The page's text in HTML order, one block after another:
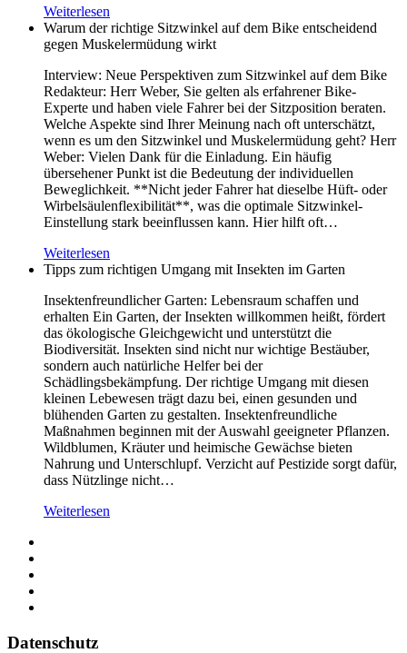
Weiterlesen
Warum der richtige Sitzwinkel auf dem Bike entscheidend
gegen Muskelermüdung wirkt
Interview: Neue Perspektiven zum Sitzwinkel auf dem Bike
Redakteur: Herr Weber, Sie gelten als erfahrener Bike-
Experte und haben viele Fahrer bei der Sitzposition beraten.
Welche Aspekte sind Ihrer Meinung nach oft unterschätzt,
wenn es um den Sitzwinkel und Muskelermüdung geht? Herr
Weber: Vielen Dank für die Einladung. Ein häufig
übersehener Punkt ist die Bedeutung der individuellen
Beweglichkeit. **Nicht jeder Fahrer hat dieselbe Hüft- oder
Wirbelsäulenflexibilität**, was die optimale Sitzwinkel-
Einstellung stark beeinflussen kann. Hier hilft oft…
Weiterlesen
Tipps zum richtigen Umgang mit Insekten im Garten
Insektenfreundlicher Garten: Lebensraum schaffen und
erhalten Ein Garten, der Insekten willkommen heißt, fördert
das ökologische Gleichgewicht und unterstützt die
Biodiversität. Insekten sind nicht nur wichtige Bestäuber,
sondern auch natürliche Helfer bei der
Schädlingsbekämpfung. Der richtige Umgang mit diesen
kleinen Lebewesen trägt dazu bei, einen gesunden und
blühenden Garten zu gestalten. Insektenfreundliche
Maßnahmen beginnen mit der Auswahl geeigneter Pflanzen.
Wildblumen, Kräuter und heimische Gewächse bieten
Nahrung und Unterschlupf. Verzicht auf Pestizide sorgt dafür,
dass Nützlinge nicht…
Weiterlesen
Datenschutz